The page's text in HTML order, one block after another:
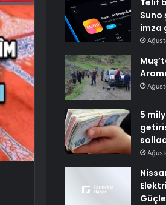
Telif
Suno
imza
5